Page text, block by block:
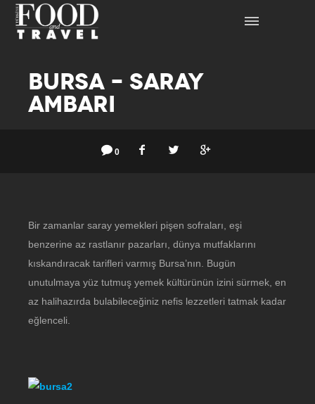
BURSA – SARAY
AMBARI
0
Bir zamanlar saray yemekleri pişen sofraları, eşi
benzerine az rastlanır pazarları, dünya mutfaklarını
kıskandıracak tarifleri varmış Bursa’nın. Bugün
unutulmaya yüz tutmuş yemek kültürünün izini sürmek, en
az halihazırda bulabileceğiniz nefis lezzetleri tatmak kadar
eğlenceli.